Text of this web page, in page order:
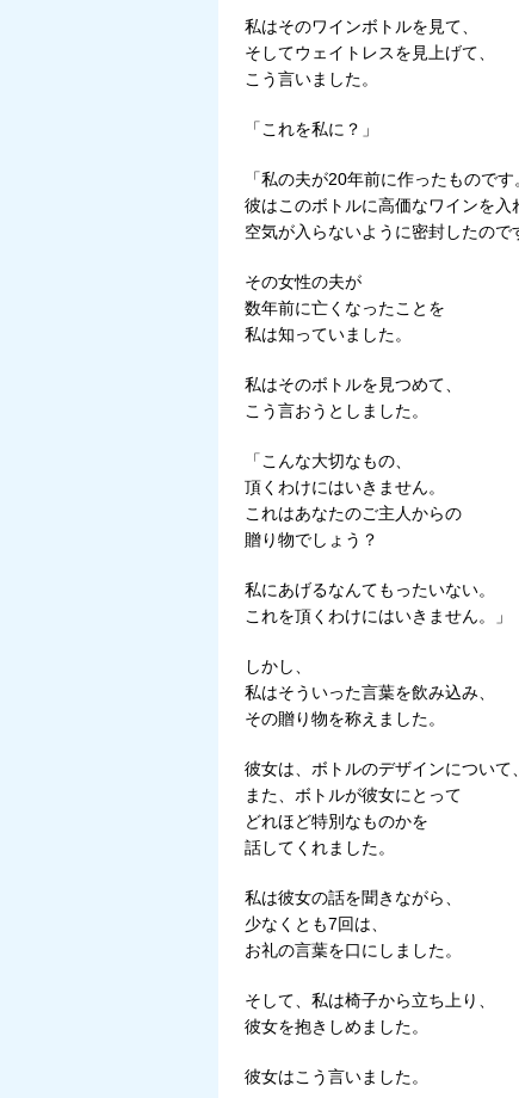
私はそのワインボトルを見て、
そしてウェイトレスを見上げて、
こう言いました。
「これを私に？」
「私の夫が20年前に作ったものです
彼はこのボトルに高価なワインを入
空気が入らないように密封したので
その女性の夫が
数年前に亡くなったことを
私は知っていました。
私はそのボトルを見つめて、
こう言おうとしました。
「こんな大切なもの、
頂くわけにはいきません。
これはあなたのご主人からの
贈り物でしょう？
私にあげるなんてもったいない。
これを頂くわけにはいきません。」
しかし、
私はそういった言葉を飲み込み、
その贈り物を称えました。
彼女は、ボトルのデザインについて、
また、ボトルが彼女にとって
どれほど特別なものかを
話してくれました。
私は彼女の話を聞きながら、
少なくとも7回は、
お礼の言葉を口にしました。
そして、私は椅子から立ち上り、
彼女を抱きしめました。
彼女はこう言いました。